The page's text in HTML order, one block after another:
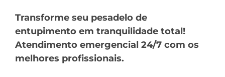
Transforme seu pesadelo de
entupimento em tranquilidade total!
Atendimento emergencial 24/7 com os
melhores profissionais.